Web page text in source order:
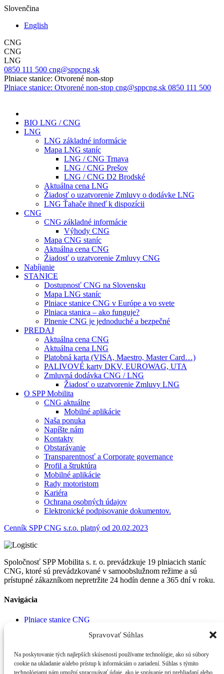
Spravovať Súhlas
Na poskytovanie tých najlepších skúseností používame technológie, ako sú súbory
cookie na ukladanie a/alebo prístup k informáciám o zariadení. Súhlas s týmito
technológiami nám umožní spracovávať údaje, ako je správanie pri prehliadaní alebo
Slovenčina
English
CNG
CNG
LNG
0850 111 500 cng@sppcng.sk
Plniace stanice: Otvorené non-stop
Plniace stanice: Otvorené non-stop cng@sppcng.sk 0850 111 500
BIO LNG / CNG
LNG
LNG základné informácie
Mapa LNG staníc
LNG / CNG Trnava
LNG / CNG Prešov
LNG / CNG D2 Brodské
Aktuálna cena LNG
Žiadosť o uzatvorenie Zmluvy o dodávke LNG
LNG Ťahače ihneď k dispozícii
CNG
CNG základné informácie
Výhody CNG
Mapa CNG staníc
Aktuálna cena CNG
Žiadosť o uzatvorenie Zmluvy CNG
Nabíjanie
STANICE
Dostupnosť CNG na Slovensku
Mapa LNG staníc
Plniace stanice CNG v Európe a vo svete
Plniaca stanica – ako funguje?
Plnenie CNG je jednoduché a bezpečné
PREDAJ
Aktuálna cena CNG
Aktuálna cena LNG
Platobná karta (VISA, Maestro, Master Card…)
PALIVOVÉ karty DKV, EUROWAG, UTA
Zmluvná dodávka CNG / LNG
Žiadosť o uzatvorenie Zmluvy LNG
O SPP Mobilita
CNG aktuálne
Mobilné aplikácie
Naša ponuka
Napíšte nám
Kontakty
Obstarávanie
Transparentnosť a Corporate governance
Profil a štruktúra
Mobilné aplikácie
Rady motoristom
Kariéra
Ochrana osobných údajov
Elektronické podpisovanie dokumentov.
Cenník SPP CNG s.r.o. platný od 20.02.2023
Spoločnosť SPP Mobilita s. r. o. prevádzkuje 19 plniacich staníc
CNG, ktoré sú prevádzkované v samoobslužnom režime a sú
prístupné zákazníkom nepretržite 24 hodín denne a 365 dní v roku.
Navigácia
Plniace stanice CNG
SPP CNG s.r.o.